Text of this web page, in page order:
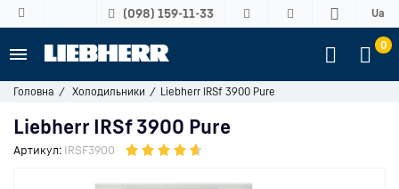
(098) 159-11-33 Ua
0
Головна Холодильники Liebherr IRSf 3900 Pure
Liebherr IRSf 3900 Pure
Артикул: IRSF3900